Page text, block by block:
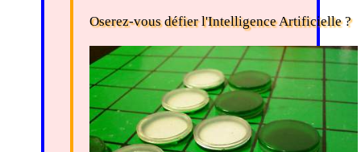
Oserez-vous défier l'Intelligence Artificielle ?